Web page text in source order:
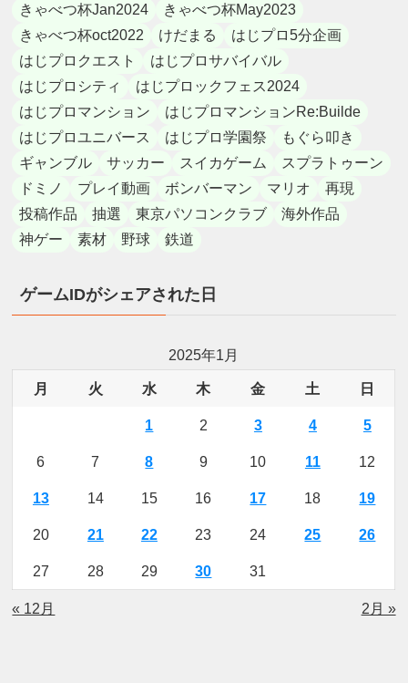
きゃべつ杯Jan2024
きゃべつ杯May2023
きゃべつ杯oct2022
けだまる
はじプロ5分企画
はじプロクエスト
はじプロサバイバル
はじプロシティ
はじプロックフェス2024
はじプロマンション
はじプロマンションRe:Builde
はじプロユニバース
はじプロ学園祭
もぐら叩き
ギャンブル
サッカー スイカゲーム
スプラトゥーン
ドミノ
プレイ動画 ボンバーマン マリオ
再現
投稿作品
抽選 東京パソコンクラブ
海外作品
神ゲー
素材 野球 鉄道
ゲームIDがシェアされた日
2025年1月
月 火 水 木 金 土 日
1 2 3 4 5
6 7 8 9 10 11 12
13 14 15 16 17 18 19
20 21 22 23 24 25 26
27 28 29 30 31
« 12月 2月 »